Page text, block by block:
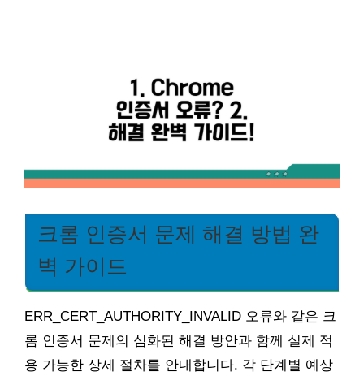
크롬 인증서 문제 해결 방법 완
벽 가이드
ERR_CERT_AUTHORITY_INVALID 오류와 같은 크
롬 인증서 문제의 심화된 해결 방안과 함께 실제 적
용 가능한 상세 절차를 안내합니다. 각 단계별 예상